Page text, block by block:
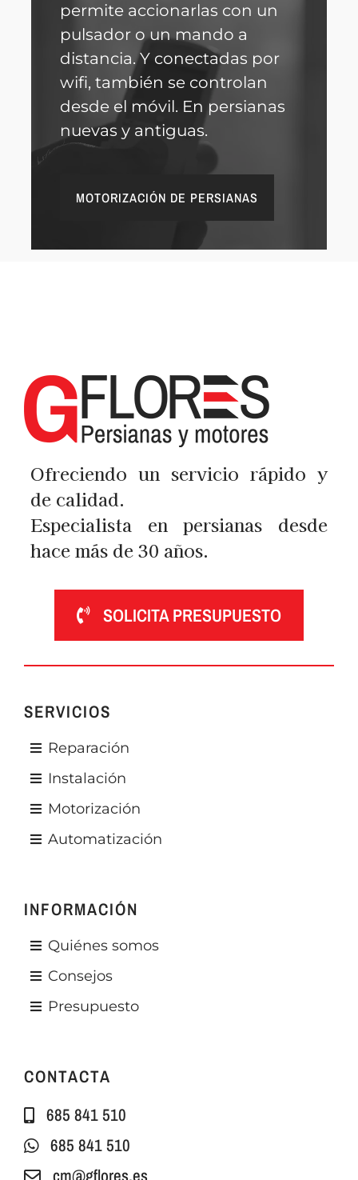
permite accionarlas con un
pulsador o un mando a
distancia. Y conectadas por
wifi, también se controlan
desde el móvil. En persianas
nuevas y antiguas.
MOTORIZACIÓN DE PERSIANAS
Ofreciendo un servicio rápido y
de calidad.
Especialista en persianas desde
hace más de 30 años.
SOLICITA PRESUPUESTO
SERVICIOS
Reparación
Instalación
Motorización
Automatización
INFORMACIÓN
Quiénes somos
Consejos
Presupuesto
CONTACTA
685 841 510
685 841 510